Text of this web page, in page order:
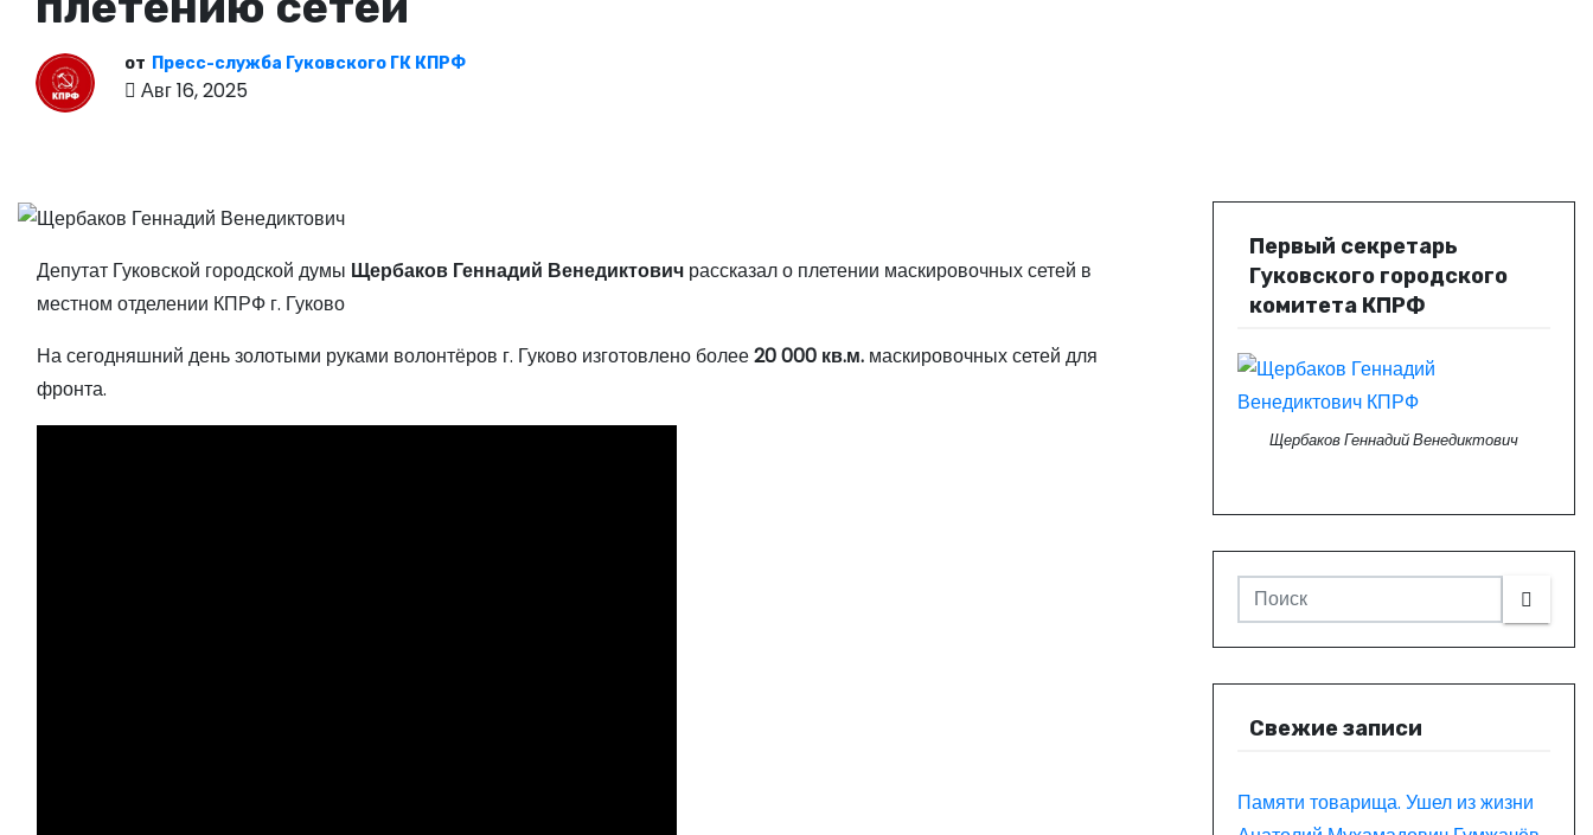
от Пресс-служба Гуковского ГК КПРФ
Авг 16, 2025
Депутат Гуковской городской думы Щербаков Геннадий Венедиктович рассказал о плетении маскировочных сетей в
местном отделении КПРФ г. Гуково
На сегодняшний день золотыми руками волонтёров г. Гуково изготовлено более20 000 кв.м. маскировочных сетей для
фронта.
Первый секретарь
Гуковского городского
комитета КПРФ
Щербаков Геннадий Венедиктович
Свежие записи
Памяти товарища. Ушел из жизни